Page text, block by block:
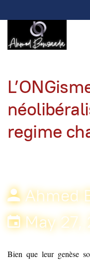
regime
Ahmed
May 27,
Bien que leur genèse